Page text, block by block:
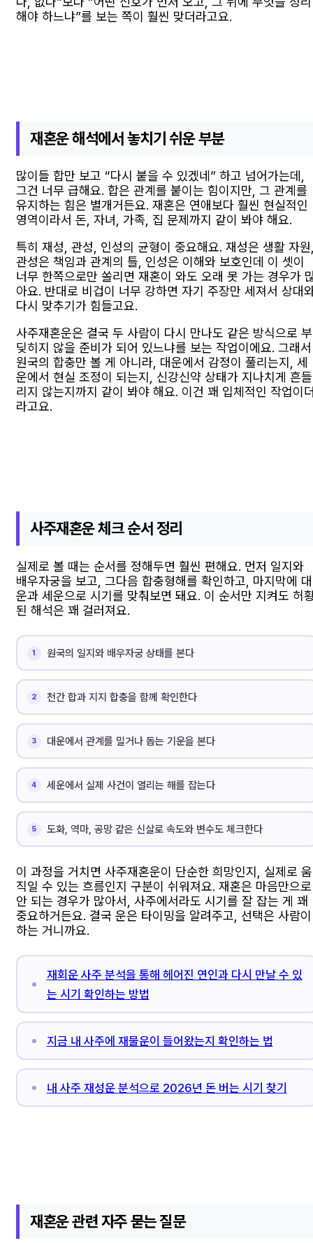
해야 하느냐”를 보는 쪽이 훨씬 맞더라고요.
재혼운 해석에서 놓치기 쉬운 부분
많이들 합만 보고 “다시 붙을 수 있겠네” 하고 넘어가는데,
그건 너무 급해요. 합은 관계를 붙이는 힘이지만, 그 관계를
유지하는 힘은 별개거든요. 재혼은 연애보다 훨씬 현실적인
영역이라서 돈, 자녀, 가족, 집 문제까지 같이 봐야 해요.
특히 재성, 관성, 인성의 균형이 중요해요. 재성은 생활 자
관성은 책임과 관계의 틀, 인성은 이해와 보호인데 이 셋이
너무 한쪽으로만 쏠리면 재혼이 와도 오래 못 가는 경우가
아요. 반대로 비겁이 너무 강하면 자기 주장만 세져서 상대
다시 맞추기가 힘들고요.
사주재혼운은 결국 두 사람이 다시 만나도 같은 방식으로 부
딪히지 않을 준비가 되어 있느냐를 보는 작업이에요. 그래서
원국의 합충만 볼 게 아니라, 대운에서 감정이 풀리는지, 세
운에서 현실 조정이 되는지, 신강신약 상태가 지나치게 흔들
리지 않는지까지 같이 봐야 해요. 이건 꽤 입체적인 작업이
라고요.
사주재혼운 체크 순서 정리
실제로 볼 때는 순서를 정해두면 훨씬 편해요. 먼저 일지와
배우자궁을 보고, 그다음 합충형해를 확인하고, 마지막에 대
운과 세운으로 시기를 맞춰보면 돼요. 이 순서만 지켜도 허
된 해석은 꽤 걸러져요.
원국의 일지와 배우자궁 상태를 본다
천간 합과 지지 합충을 함께 확인한다
대운에서 관계를 밀거나 돕는 기운을 본다
세운에서 실제 사건이 열리는 해를 잡는다
도화, 역마, 공망 같은 신살로 속도와 변수도 체크한다
이 과정을 거치면 사주재혼운이 단순한 희망인지, 실제로 움
직일 수 있는 흐름인지 구분이 쉬워져요. 재혼은 마음만으로
안 되는 경우가 많아서, 사주에서라도 시기를 잘 잡는 게 꽤
중요하거든요. 결국 운은 타이밍을 알려주고, 선택은 사람이
하는 거니까요.
재회운 사주 분석을 통해 헤어진 연인과 다시 만날 수 있
는 시기 확인하는 방법
지금 내 사주에 재물운이 들어왔는지 확인하는 법
내 사주 재성운 분석으로 2026년 돈 버는 시기 찾기
재혼운 관련 자주 묻는 질문